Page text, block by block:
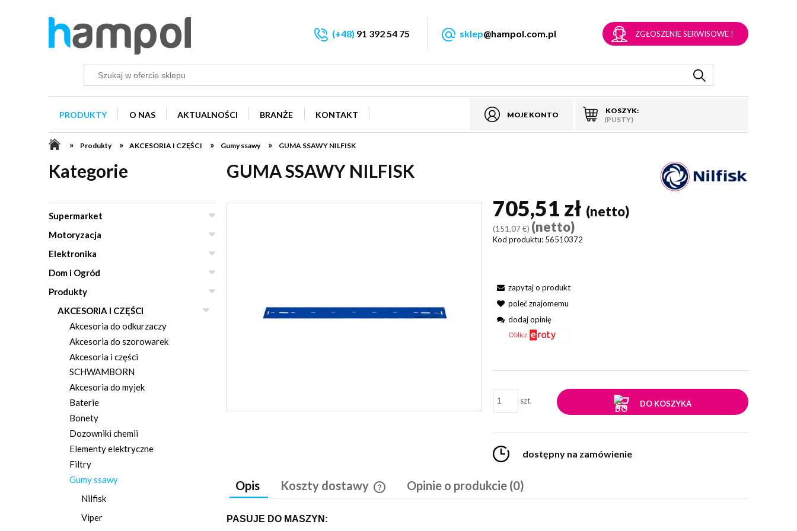
MOJE KONTO
KOSZYK:
(PUSTY)
(+48) 91 392 54 75 sklep@hampol.com.pl ZGŁOSZENIE SERWISOWE !
PRODUKTY O NAS AKTUALNOŚCI BRANŻE KONTAKT
» Produkty » AKCESORIA I CZĘŚCI » Gumy ssawy » GUMA SSAWY NILFISK
Kategorie
Supermarket
Motoryzacja
Elektronika
Dom i Ogród
Produkty
AKCESORIA I CZĘŚCI
Akcesoria do odkurzaczy
Akcesoria do szorowarek
Akcesoria i części
SCHWAMBORN
Akcesoria do myjek
Baterie
Bonety
Dozowniki chemii
Elementy elektryczne
Filtry
Gumy ssawy
Nilfisk
Viper
GUMA SSAWY NILFISK
705,51 zł (netto)
(151,07 €) (netto)
Kod produktu: 56510372
zapytaj o produkt
poleć znajomemu
dodaj opinię
szt. DO KOSZYKA
dostępny na zamówienie
Opis Koszty dostawy Opinie o produkcie (0)
PASUJE DO MASZYN: